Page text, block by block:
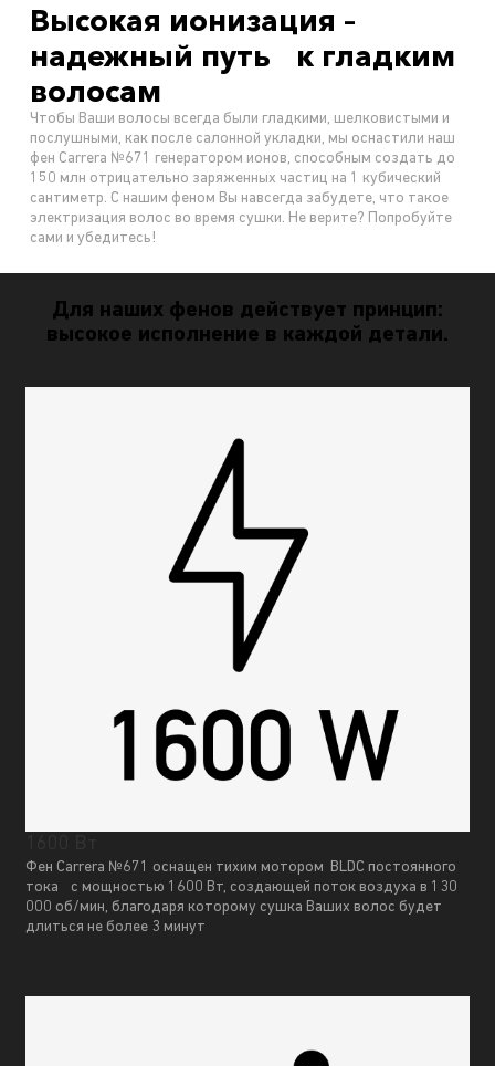
Высокая ионизация –
надежный путь к гладким
волосам
Чтобы Ваши волосы всегда были гладкими, шелковистыми и
послушными, как после салонной укладки, мы оснастили наш
фен Carrera №671 генератором ионов, способным создать до
150 млн отрицательно заряженных частиц на 1 кубический
сантиметр. С нашим феном Вы навсегда забудете, что такое
электризация волос во время сушки. Не верите? Попробуйте
сами и убедитесь!
Для наших фенов действует принцип:
высокое исполнение в каждой детали.
Фен Carrera №671 оснащен тихим мотором BLDC постоянного
тока с мощностью 1600 Вт, создающей поток воздуха в 130
000 об/мин, благодаря которому сушка Ваших волос будет
длиться не более 3 минут